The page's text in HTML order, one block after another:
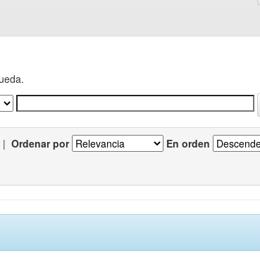
| Ordenar por En orden